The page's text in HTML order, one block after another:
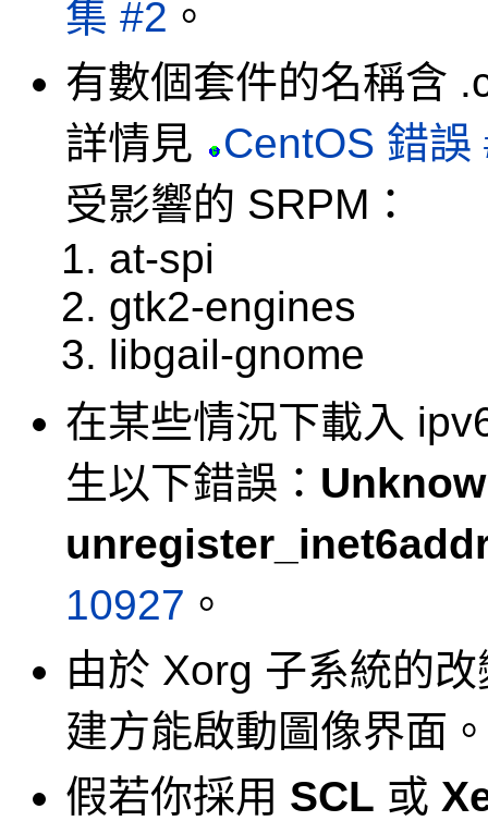
集 #2 。
有數個套件的名稱含
詳情見
CentOS 錯誤
受影響的 SRPM：
at-spi
gtk2-engines
libgail-gnome
在某些情況下載入
生以下錯誤：
10927 。
由於 Xorg 子系統的
建方能啟動圖像界面
假若你採用 SCL 或